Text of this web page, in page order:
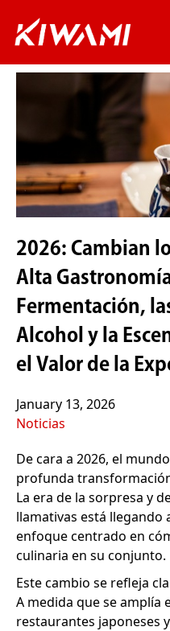
2026: Cambian
Alta
Fermentación,
Alcohol y la
el Valor de la
January 13, 2026
Noticias
De cara a 2026, el
profunda
La era de la sorpresa y
llamativas está llegando
enfoque centrado en
culinaria en su conjunto.
Este cambio se refleja
A medida que se amplía
restaurantes japoneses